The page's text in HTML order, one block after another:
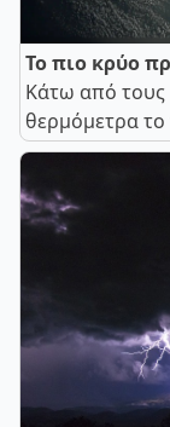
Το πιο κρύο
Κάτω από τους
θερμόμετρα